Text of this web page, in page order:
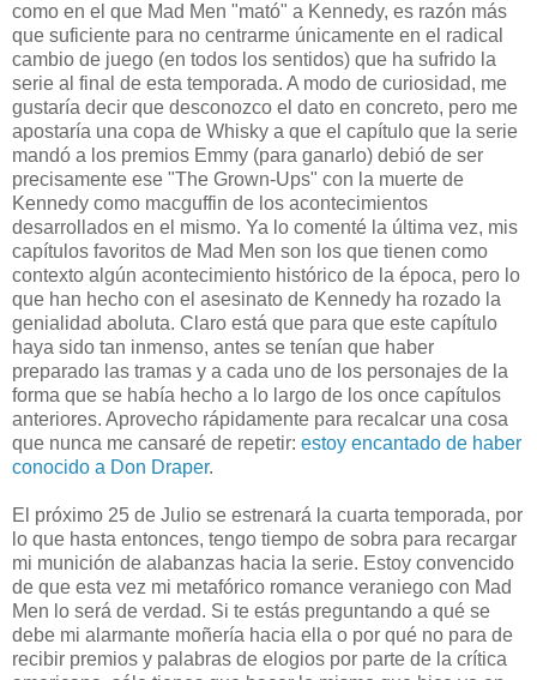
como en el que Mad Men "mató" a Kennedy, es razón más
que suficiente para no centrarme únicamente en el radical
cambio de juego (en todos los sentidos) que ha sufrido la
serie al final de esta temporada. A modo de curiosidad, me
gustaría decir que desconozco el dato en concreto, pero me
apostaría una copa de Whisky a que el capítulo que la serie
mandó a los premios Emmy (para ganarlo) debió de ser
precisamente ese "The Grown-Ups" con la muerte de
Kennedy como macguffin de los acontecimientos
desarrollados en el mismo. Ya lo comenté la última vez, mis
capítulos favoritos de Mad Men son los que tienen como
contexto algún acontecimiento histórico de la época, pero lo
que han hecho con el asesinato de Kennedy ha rozado la
genialidad aboluta. Claro está que para que este capítulo
haya sido tan inmenso, antes se tenían que haber
preparado las tramas y a cada uno de los personajes de la
forma que se había hecho a lo largo de los once capítulos
anteriores. Aprovecho rápidamente para recalcar una cosa
que nunca me cansaré de repetir: estoy encantado de haber
conocido a Don Draper.
El próximo 25 de Julio se estrenará la cuarta temporada, por
lo que hasta entonces, tengo tiempo de sobra para recargar
mi munición de alabanzas hacia la serie. Estoy convencido
de que esta vez mi metafórico romance veraniego con Mad
Men lo será de verdad. Si te estás preguntando a qué se
debe mi alarmante moñería hacia ella o por qué no para de
recibir premios y palabras de elogios por parte de la crítica